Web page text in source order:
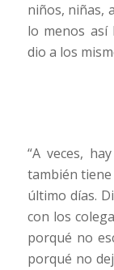
niños, niñas,
lo menos
dio a los
“A veces,
también
último días.
con los
porqué no
porqué no